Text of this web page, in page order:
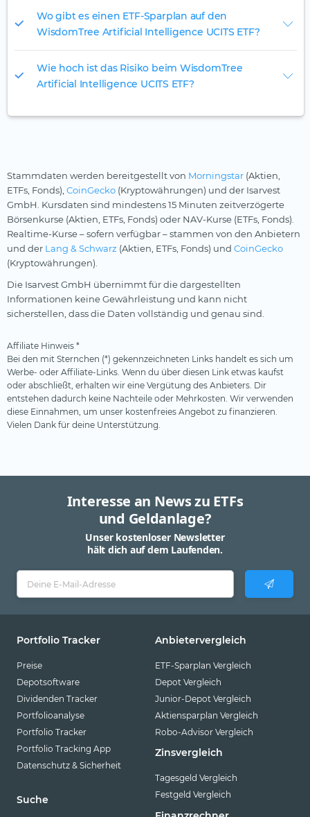
Wo gibt es einen ETF-Sparplan auf den
WisdomTree Artificial Intelligence UCITS ETF?
Wie hoch ist das Risiko beim WisdomTree
Artificial Intelligence UCITS ETF?
Stammdaten werden bereitgestellt von Morningstar (Aktien,
ETFs, Fonds), CoinGecko (Kryptowährungen) und der Isarvest
GmbH. Kursdaten sind mindestens 15 Minuten zeitverzögerte
Börsenkurse (Aktien, ETFs, Fonds) oder NAV-Kurse (ETFs, Fonds).
Realtime-Kurse – sofern verfügbar – stammen von den Anbietern
und der Lang & Schwarz (Aktien, ETFs, Fonds) und CoinGecko
(Kryptowährungen).
Die Isarvest GmbH übernimmt für die dargestellten
Informationen keine Gewährleistung und kann nicht
sicherstellen, dass die Daten vollständig und genau sind.
Affiliate Hinweis *
Bei den mit Sternchen (*) gekennzeichneten Links handelt es sich um
Werbe- oder Affiliate-Links. Wenn du über diesen Link etwas kaufst
oder abschließt, erhalten wir eine Vergütung des Anbieters. Dir
entstehen dadurch keine Nachteile oder Mehrkosten. Wir verwenden
diese Einnahmen, um unser kostenfreies Angebot zu finanzieren.
Vielen Dank für deine Unterstützung.
Interesse an News zu ETFs
und Geldanlage?
Unser kostenloser Newsletter
hält dich auf dem Laufenden.
Portfolio Tracker
Preise
Depotsoftware
Dividenden Tracker
Portfolioanalyse
Portfolio Tracker
Portfolio Tracking App
Datenschutz & Sicherheit
Suche
Anbietervergleich
ETF-Sparplan Vergleich
Depot Vergleich
Junior-Depot Vergleich
Aktiensparplan Vergleich
Robo-Advisor Vergleich
Zinsvergleich
Tagesgeld Vergleich
Festgeld Vergleich